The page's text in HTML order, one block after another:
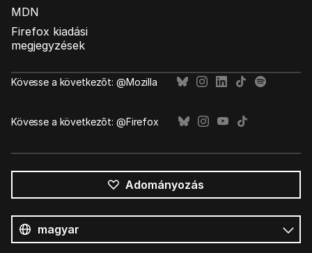
MDN
Firefox kiadási
megjegyzések
Kövesse a következőt: @Mozilla
Kövesse a következőt: @Firefox
Adományozás
nyelv
Nyelv